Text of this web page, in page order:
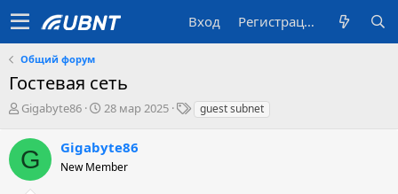
Вход Регистрация
Общий форум
Гостевая сеть
А
т
о
р
Gigabyte86
Д
а
с
28 мар 2025
Tguest subnet
G Gigabyte86
New Member